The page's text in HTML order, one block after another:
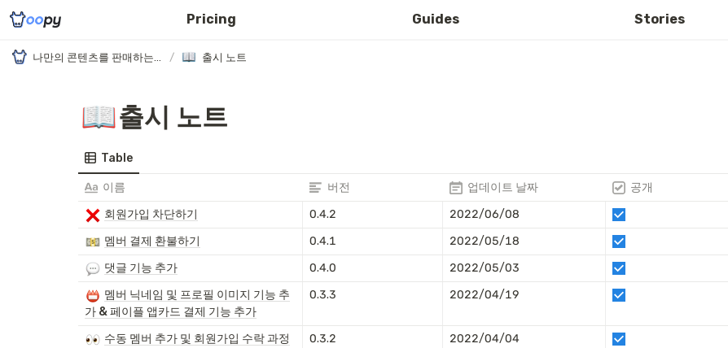
Pricing Guides Stories
/ 출시 노트
📖출시 노트
Table
이름 버전 업데이트 날짜
공개
회원가입 차단하기
0.4.2
2022/06/08
멤버 결제 환불하기
0.4.1
2022/05/18
댓글 기능 추가
0.4.0
2022/05/03
멤버 닉네임 및 프로필 이미지 기능 추
가 & 페이플 앱카드 결제 기능 추가
0.3.3 2022/04/19
수동 멤버 추가 및 회원가입 수락 과정
0.3.2 2022/04/04